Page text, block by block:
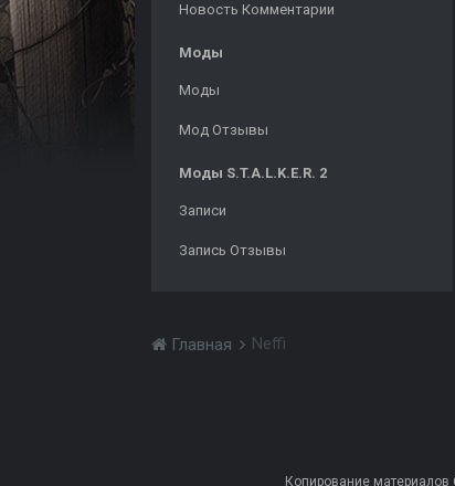
Новость Комментарии
Моды
Моды
Мод Отзывы
Моды S.T.A.L.K.E.R. 2
Записи
Запись Отзывы
Главная Neffi
Копирование материалов